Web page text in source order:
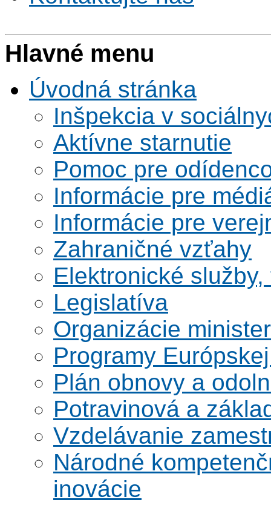
Hlavné menu
Úvodná stránka
Inšpekcia v
Aktívne starnutie
Pomoc pre
Informácie pre
Informácie pre
Zahraničné vzťahy
Elektronické
Legislatíva
Organizácie
Programy
Plán obnovy a
Potravinová a
Vzdelávanie
Národné
inovácie